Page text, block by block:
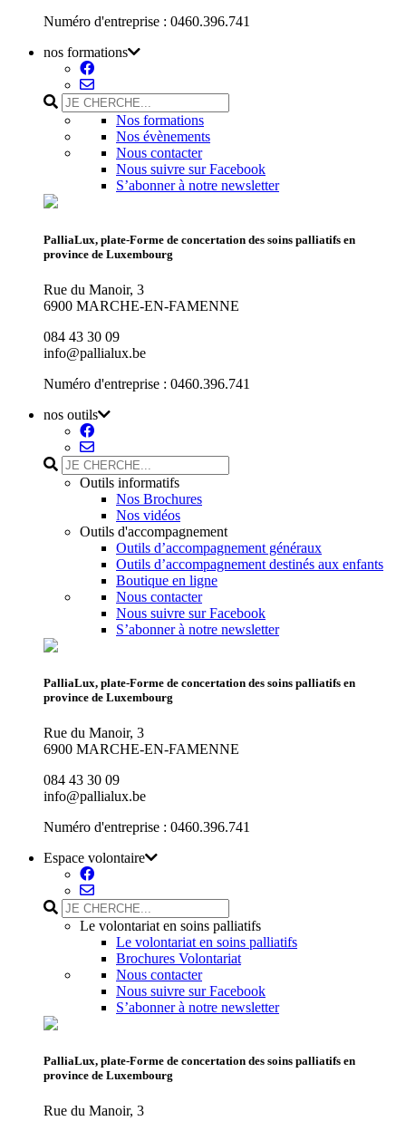
Numéro d'entreprise : 0460.396.741
nos formations
Nos formations
Nos évènements
Nous contacter
Nous suivre sur Facebook
S’abonner à notre newsletter
PalliaLux, plate-Forme de concertation des soins palliatifs en
province de Luxembourg
Rue du Manoir, 3
6900 MARCHE-EN-FAMENNE
084 43 30 09
info@pallialux.be
Numéro d'entreprise : 0460.396.741
nos outils
Outils informatifs
Nos Brochures
Nos vidéos
Outils d'accompagnement
Outils d’accompagnement généraux
Outils d’accompagnement destinés aux enfants
Boutique en ligne
Nous contacter
Nous suivre sur Facebook
S’abonner à notre newsletter
PalliaLux, plate-Forme de concertation des soins palliatifs en
province de Luxembourg
Rue du Manoir, 3
6900 MARCHE-EN-FAMENNE
084 43 30 09
info@pallialux.be
Numéro d'entreprise : 0460.396.741
Espace volontaire
Le volontariat en soins palliatifs
Le volontariat en soins palliatifs
Brochures Volontariat
Nous contacter
Nous suivre sur Facebook
S’abonner à notre newsletter
PalliaLux, plate-Forme de concertation des soins palliatifs en
province de Luxembourg
Rue du Manoir, 3